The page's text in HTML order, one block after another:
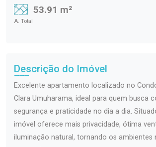
53.91 m²
A. Total
Descrição do Imóvel
Excelente apartamento localizado no
Clara Umuharama, ideal para quem busca
segurança e praticidade no dia a dia.
imóvel oferece mais privacidade, ótima
iluminação natural, tornando os ambientes